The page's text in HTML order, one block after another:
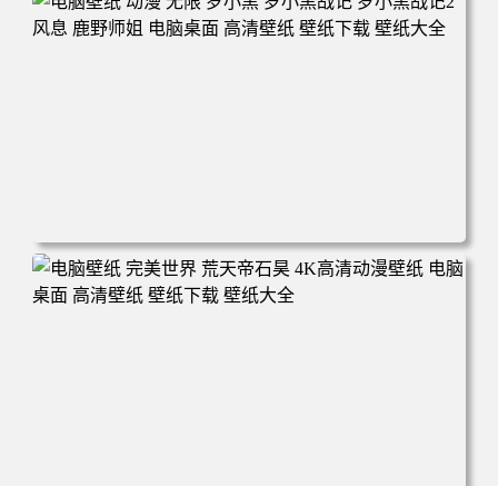
面 高清壁纸 壁纸下载 壁纸大全
电脑壁纸 动漫 无限 罗小黑 罗小黑战记 罗小黑战记2 风息
鹿野师姐 电脑桌面 高清壁纸 壁纸下载 壁纸大全